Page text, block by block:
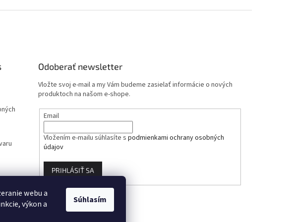
webu a
výkon a
Súhlasím
Odoberať newsletter
Vložte svoj e-mail a my Vám budeme zasielať informácie o nových
produktoch na našom e-shope.
Email
Vložením e-mailu súhlasíte spodmienkami ochrany osobných
údajov
PRIHLÁSIŤ SA